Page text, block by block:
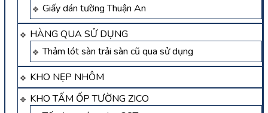
Giấy dán tường Thuận An
HÀNG QUA SỬ DỤNG
Thảm lót sàn trải sàn cũ qua sử dụng
KHO NẸP NHÔM
KHO TẤM ỐP TƯỜNG ZICO